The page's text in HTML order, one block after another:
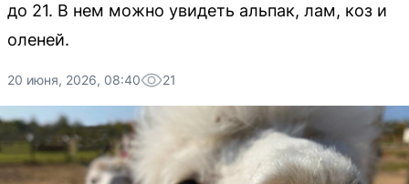
до 21. В нем можно увидеть альпак, лам, коз и
оленей.
20 июня, 2026, 08:40 21